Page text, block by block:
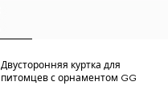
Двусторонняя куртка для
питомцев с орнаментом GG